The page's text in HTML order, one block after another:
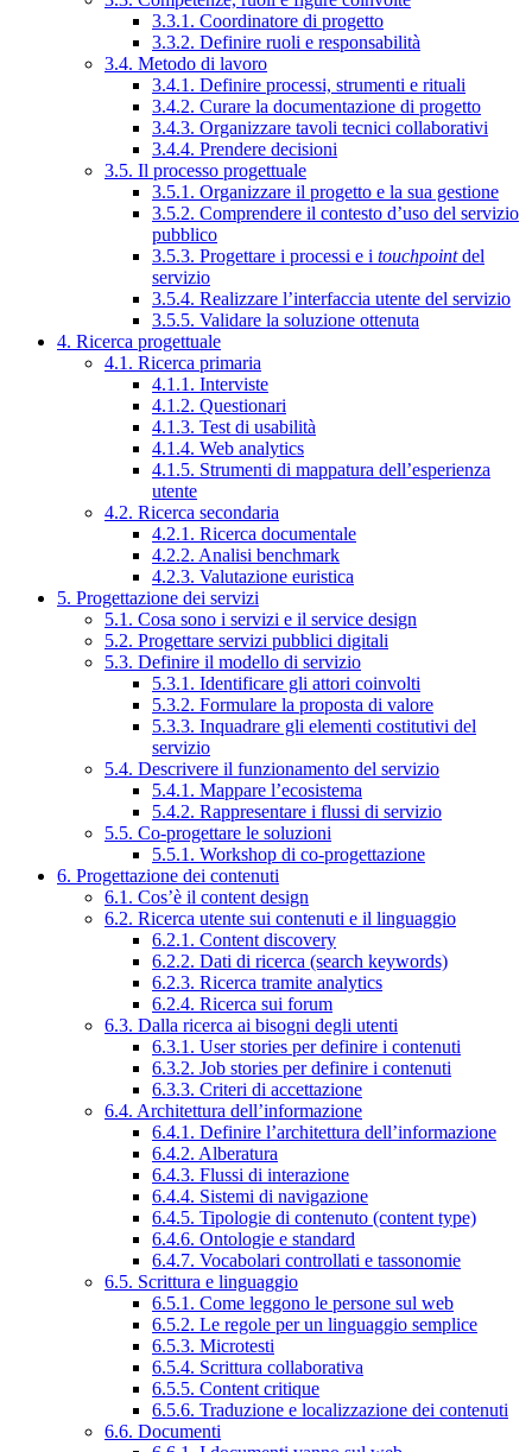
3.3.1. Coordinatore di progetto
3.3.2. Definire ruoli e responsabilità
3.4. Metodo di lavoro
3.4.1. Definire processi, strumenti e rituali
3.4.2. Curare la documentazione di progetto
3.4.3. Organizzare tavoli tecnici collaborativi
3.4.4. Prendere decisioni
3.5. Il processo progettuale
3.5.1. Organizzare il progetto e la sua gestione
3.5.2. Comprendere il contesto d’uso del servizio
pubblico
3.5.3. Progettare i processi e i touchpointdel
servizio
3.5.4. Realizzare l’interfaccia utente del servizio
3.5.5. Validare la soluzione ottenuta
4. Ricerca progettuale
4.1. Ricerca primaria
4.1.1. Interviste
4.1.2. Questionari
4.1.3. Test di usabilità
4.1.4. Web analytics
4.1.5. Strumenti di mappatura dell’esperienza
utente
4.2. Ricerca secondaria
4.2.1. Ricerca documentale
4.2.2. Analisi benchmark
4.2.3. Valutazione euristica
5. Progettazione dei servizi
5.1. Cosa sono i servizi e il service design
5.2. Progettare servizi pubblici digitali
5.3. Definire il modello di servizio
5.3.1. Identificare gli attori coinvolti
5.3.2. Formulare la proposta di valore
5.3.3. Inquadrare gli elementi costitutivi del
servizio
5.4. Descrivere il funzionamento del servizio
5.4.1. Mappare l’ecosistema
5.4.2. Rappresentare i flussi di servizio
5.5. Co-progettare le soluzioni
5.5.1. Workshop di co-progettazione
6. Progettazione dei contenuti
6.1. Cos’è il content design
6.2. Ricerca utente sui contenuti e il linguaggio
6.2.1. Content discovery
6.2.2. Dati di ricerca (search keywords)
6.2.3. Ricerca tramite analytics
6.2.4. Ricerca sui forum
6.3. Dalla ricerca ai bisogni degli utenti
6.3.1. User stories per definire i contenuti
6.3.2. Job stories per definire i contenuti
6.3.3. Criteri di accettazione
6.4. Architettura dell’informazione
6.4.1. Definire l’architettura dell’informazione
6.4.2. Alberatura
6.4.3. Flussi di interazione
6.4.4. Sistemi di navigazione
6.4.5. Tipologie di contenuto (content type)
6.4.6. Ontologie e standard
6.4.7. Vocabolari controllati e tassonomie
6.5. Scrittura e linguaggio
6.5.1. Come leggono le persone sul web
6.5.2. Le regole per un linguaggio semplice
6.5.3. Microtesti
6.5.4. Scrittura collaborativa
6.5.5. Content critique
6.5.6. Traduzione e localizzazione dei contenuti
6.6. Documenti